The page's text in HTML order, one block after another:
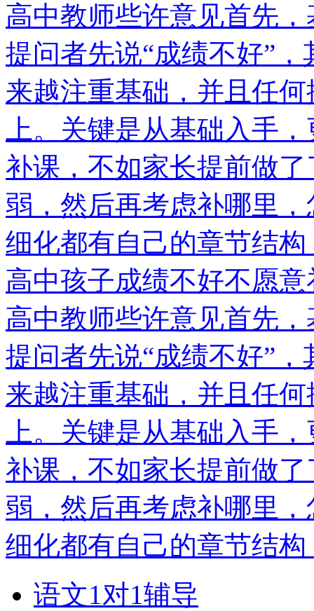
高中教师些许意见首先
提问者先说“成绩不好”
来越注重基础，并且任
上。关键是从基础入手
补课，不如家长提前做
弱，然后再考虑补哪里
细化都有自己的章节结
高中孩子成绩不好不愿
高中教师些许意见首先
提问者先说“成绩不好”
来越注重基础，并且任
上。关键是从基础入手
补课，不如家长提前做
弱，然后再考虑补哪里
细化都有自己的章节结
语文1对1辅导